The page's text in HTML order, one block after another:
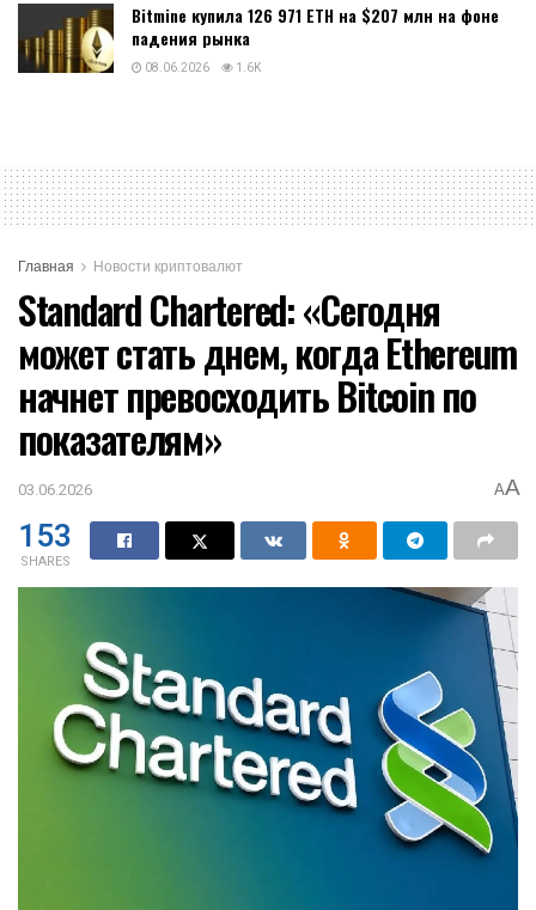
Bitmine купила 126 971 ETH на $207 млн на фоне
падения рынка
08.06.2026 1.6K
Главная Новости криптовалют
Standard Chartered: «Сегодня
может стать днем, когда Ethereum
начнет превосходить Bitcoin по
показателям»
03.06.2026 AA
153
SHARES